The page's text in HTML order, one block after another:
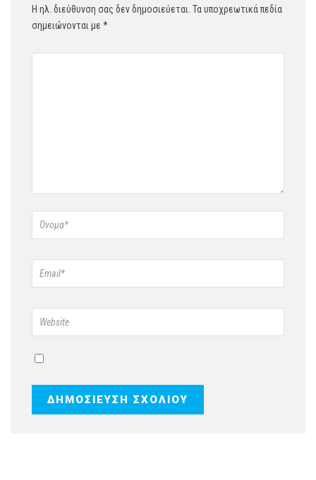
Η ηλ. διεύθυνση σας δεν δημοσιεύεται. Τα υποχρεωτικά πεδία
σημειώνονται με *